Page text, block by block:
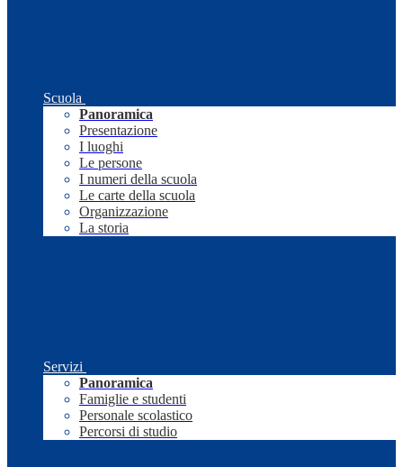
Scuola
Panoramica
Presentazione
I luoghi
Le persone
I numeri della scuola
Le carte della scuola
Organizzazione
La storia
Servizi
Panoramica
Famiglie e studenti
Personale scolastico
Percorsi di studio